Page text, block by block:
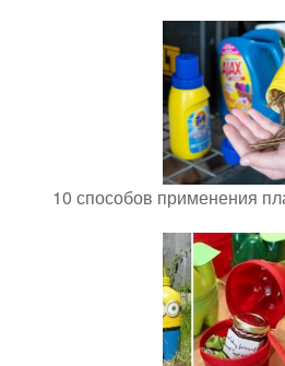
10 способов применения